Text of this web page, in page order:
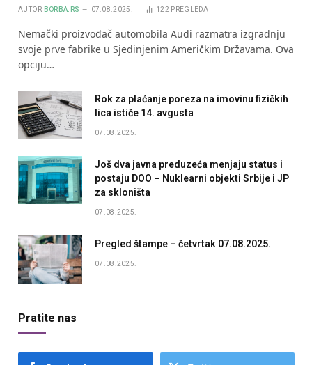
AUTOR BORBA.RS 07.08.2025. 122 PREGLEDA
Nemački proizvođač automobila Audi razmatra izgradnju
svoje prve fabrike u Sjedinjenim Američkim Državama. Ova
opciju…
Rok za plaćanje poreza na imovinu fizičkih
lica ističe 14. avgusta
07.08.2025.
Još dva javna preduzeća menjaju status i
postaju DOO – Nuklearni objekti Srbije i JP
za skloništa
07.08.2025.
Pregled štampe – četvrtak 07.08.2025.
07.08.2025.
Pratite nas